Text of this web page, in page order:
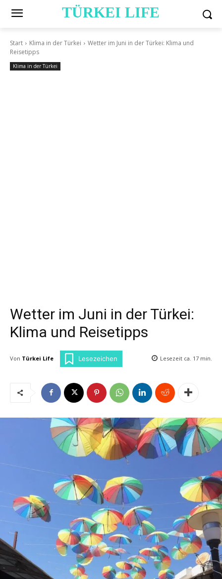
TÜRKEI LIFE
Start Klima in der Türkei
Wetter im Juni in der Türkei: Klima und
Reisetipps
Klima in der Türkei
Wetter im Juni in der Türkei:
Klima und Reisetipps
Von Türkei Life Lesezeichen Lesezeit ca. 17 min.